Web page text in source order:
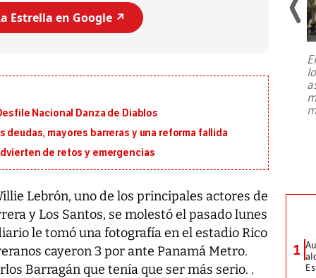
Estrella en Google ↗️
Nacional Danza de Diablos
deudas, mayores barreras y una reforma fallida
de retos y emergencias
Lebrón, uno de los principales actores de
y Los Santos, se molestó el pasado lunes
le tomó una fotografía en el estadio Rico
cayeron 3 por ante Panamá Metro.
Barragán que tenía que ser más serio. .
Entre recuerdos y escuetas
da Silva, oficializó este domingo su
candidatura...
1